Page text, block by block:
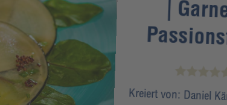
Kreiert von: Daniel